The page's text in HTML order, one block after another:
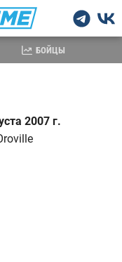
2007 г.
БОЙЦЫ